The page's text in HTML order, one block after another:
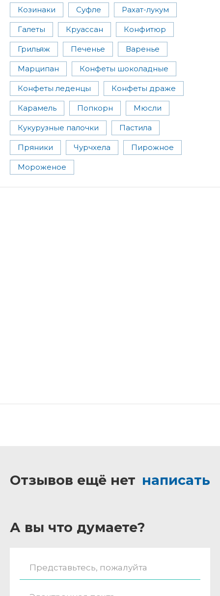
Козинаки Суфле Рахат-лукум
Галеты Круассан Конфитюр
Грильяж Печенье Варенье
Марципан Конфеты шоколадные
Конфеты леденцы Конфеты драже
Карамель Попкорн Мюсли
Кукурузные палочки Пастила
Пряники Чурчхела Пирожное
Мороженое
Отзывов ещё нет написать
А вы что думаете?